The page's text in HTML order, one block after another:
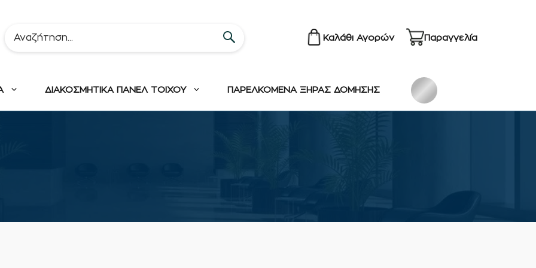
Καλάθι Αγορών Παραγγελία
ΔΙΑΚΟΣΜΗΤΙΚΑ ΠΑΝΕΛ ΤΟΙΧΟΥ ΠΑΡΕΛΚΟΜΕΝΑ ΞΗΡΑΣ ΔΟΜΗΣΗΣ